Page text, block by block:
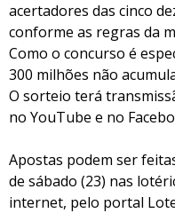
acertadores das cinco
conforme as regras da
Como o concurso é
300 milhões não
O sorteio terá
no YouTube e no
Apostas podem ser
de sábado (23) nas
internet, pelo portal